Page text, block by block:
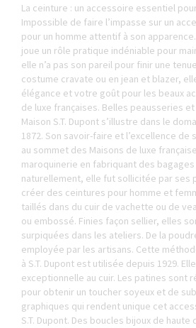
La ceinture : un accessoire essentiel
Impossible de faire l’impasse sur un
pour un homme attentif à son
joue un rôle pratique indéniable pour
elle n’a pas son pareil pour finir une
costume cravate ou en jean et blazer,
élégance et votre goût pour les beaux
de luxe françaises. Belles peausseries
Maison S.T. Dupont s’illustre dans le
1872. Son savoir-faire et l’excellence de
au sommet des Maisons de luxe
maroquinerie en fabriquant des bagages
naturellement, elle fut sollicitée par ses
créer des ceintures pour homme et
taillés dans du cuir de vachette ou de
ou embossé. Finies façon sellier, elles
surpiquées dans les ateliers. De la
employée par les artisans. Cette
à S.T. Dupont est utilisée depuis 1929.
exceptionnelle au cuir. Les patines sont
pour obtenir un toucher soyeux et de
graphiques qui rendent unique cet
S.T. Dupont. Des boucles bijoux de haute